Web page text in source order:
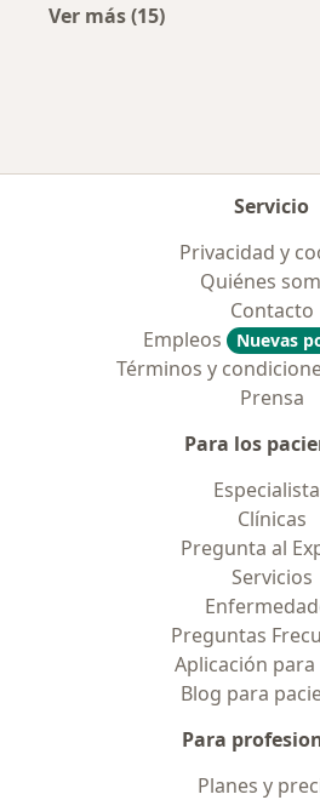
Ver más (15)
Servicio
Privacidad y
Quiénes
Contacto
Empleos
Nuevas
Términos y
Prensa
Para los
Clínicas
Pregunta al
Servicios
Preguntas
Aplicación
Blog para
Para
Planes y